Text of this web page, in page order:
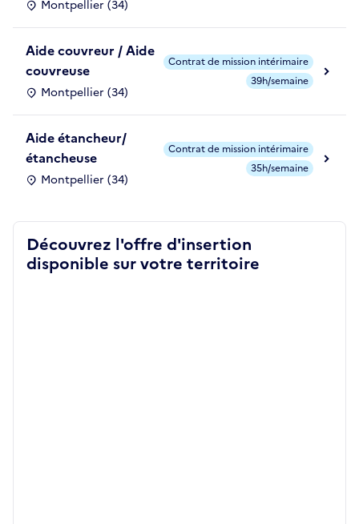
Montpellier (34)
Aide couvreur / Aide
couvreuse
Montpellier (34)
Contrat de mission intérimaire
39h/semaine
Aide étancheur/
étancheuse
Montpellier (34)
Contrat de mission intérimaire
35h/semaine
Découvrez l'offre d'insertion
disponible sur votre territoire